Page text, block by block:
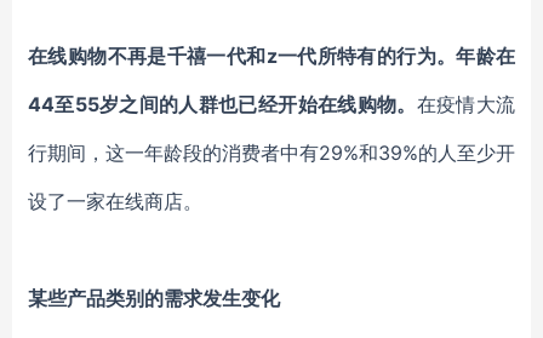
在线购物不再是千禧一代和z一代所特有的行为。年龄在
44至55岁之间的人群也已经开始在线购物。 在疫情大流
行期间，这一年龄段的消费者中有29%和39%的人至少开
设了一家在线商店。
某些产品类别的需求发生变化